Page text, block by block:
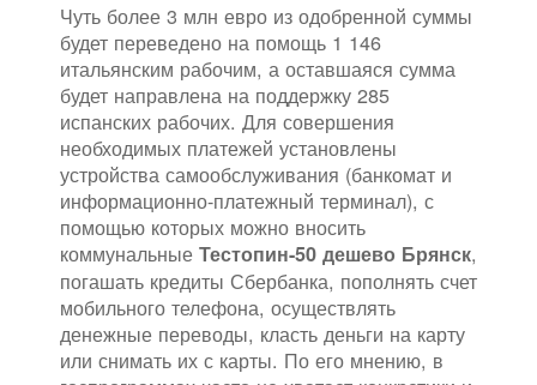
Чуть более 3 млн евро из одобренной суммы
будет переведено на помощь 1 146
итальянским рабочим, а оставшаяся сумма
будет направлена на поддержку 285
испанских рабочих. Для совершения
необходимых платежей установлены
устройства самообслуживания (банкомат и
информационно-платежный терминал), с
помощью которых можно вносить
коммунальные Тестопин-50 дешево Брянск,
погашать кредиты Сбербанка, пополнять счет
мобильного телефона, осуществлять
денежные переводы, класть деньги на карту
или снимать их с карты. По его мнению, в